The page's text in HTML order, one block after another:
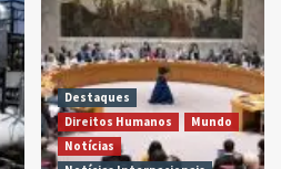
Destaques
Direitos Humanos
Mundo
Notícias